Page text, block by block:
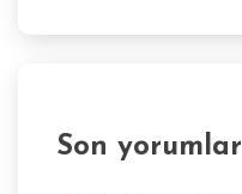
Son yorumlar